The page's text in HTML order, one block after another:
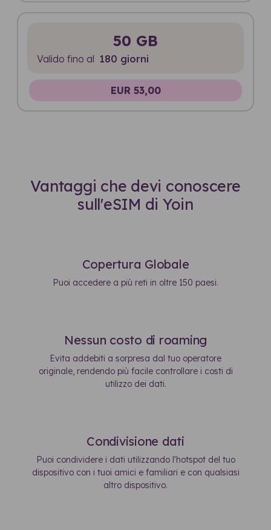
50 GB
Valido fino al 180 giorni
EUR 53,00
Vantaggi che devi conoscere
sull'eSIM di Yoin
Copertura Globale
Puoi accedere a più reti in oltre 150 paesi.
Nessun costo di roaming
Evita addebiti a sorpresa dal tuo operatore
originale, rendendo più facile controllare i costi di
utilizzo dei dati.
Condivisione dati
Puoi condividere i dati utilizzando l'hotspot del tuo
dispositivo con i tuoi amici e familiari e con qualsiasi
altro dispositivo.